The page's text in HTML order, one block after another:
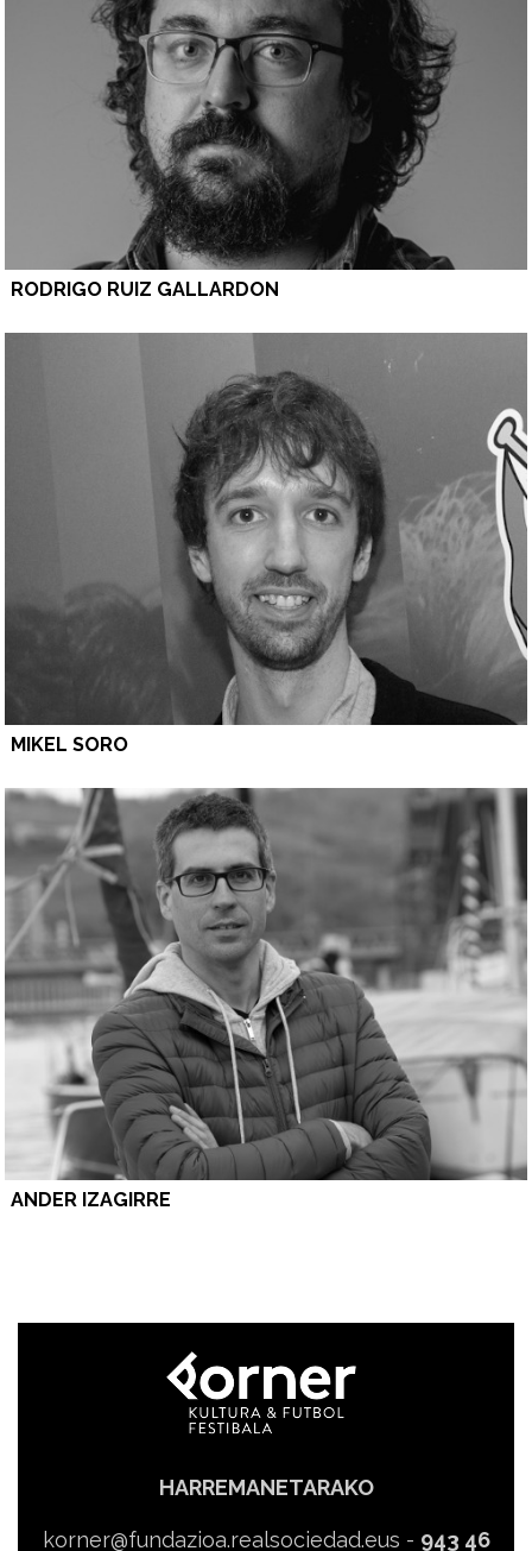
RODRIGO RUIZ GALLARDON
MIKEL SORO
ANDER IZAGIRRE
HARREMANETARAKO
korner@fundazioa.realsociedad.eus - 943 46